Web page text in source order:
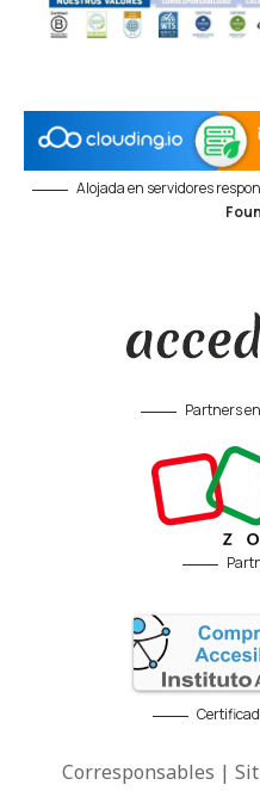
Alojada en servidores
Partners en
Corresponsables |